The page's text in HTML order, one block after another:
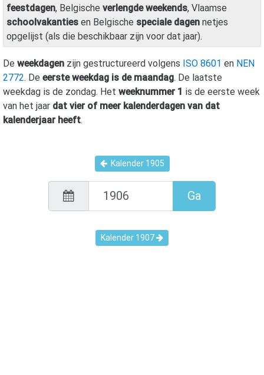
feestdagen, Belgische verlengde weekends, Vlaamse
schoolvakanties en Belgische speciale dagen netjes
opgelijst (als die beschikbaar zijn voor dat jaar).
De weekdagen zijn gestructureerd volgens ISO 8601 en NEN
2772. De eerste weekdag is de maandag. De laatste
weekdag is de zondag. Het weeknummer 1 is de eerste week
van het jaar dat vier of meer kalenderdagen van dat
kalenderjaar heeft.
Kalender 1905
Ga
Kalender 1907